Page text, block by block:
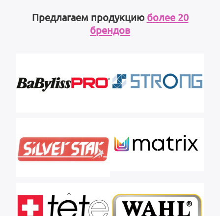
Предлагаем продукцию более 20
брендов